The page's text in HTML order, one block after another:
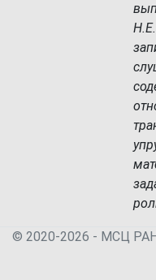
© 2020-2026 - МСЦ